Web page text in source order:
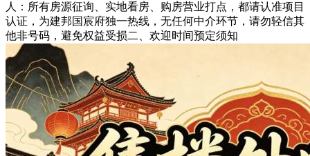
人：所有房源征询、实地看房、购房营业打点，都请认准项目
认证，为建邦国宸府独一热线，无任何中介环节，请勿轻信其
他非号码，避免权益受损二、欢迎时间预定须知